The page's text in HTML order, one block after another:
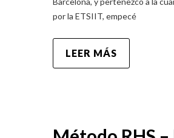
por la ETSIIT, empecé
LEER MÁS